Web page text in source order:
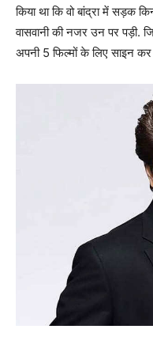
किया था कि वो बांद्रा में सड़क
वासवानी की नजर उन पर पड़ी.
अपनी 5 फिल्मों के लिए साइन कर